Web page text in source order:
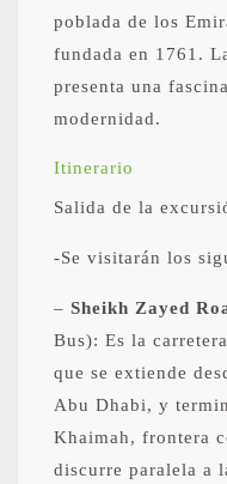
poblada de los
fundada en 1761.
presenta una
modernidad.
Itinerario
Salida de la
-Se visitarán los
– Sheikh Zayed
Bus): Es la
que se extiende
Abu Dhabi, y
Khaimah, frontera
discurre paralela a